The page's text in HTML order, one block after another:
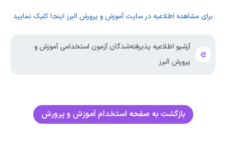
برای مشاهده اطلاعیه در سایت آموزش و پرورش البرز اینجا کلیک نمایید
آرشیو اطلاعیه پذیرفته‌شدگان آزمون استخدامی آموزش و
پرورش البرز
بازگشت به صفحه استخدام آموزش و پرورش